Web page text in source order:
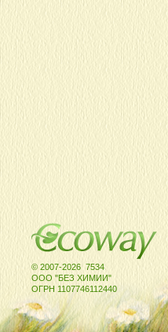
© 2007-2026 7534
ООО "БЕЗ ХИМИИ"
ОГРН 1107746112440